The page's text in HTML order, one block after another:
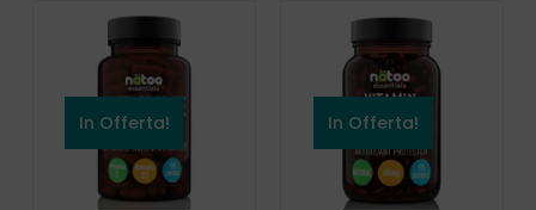
In Offerta! In Offerta!